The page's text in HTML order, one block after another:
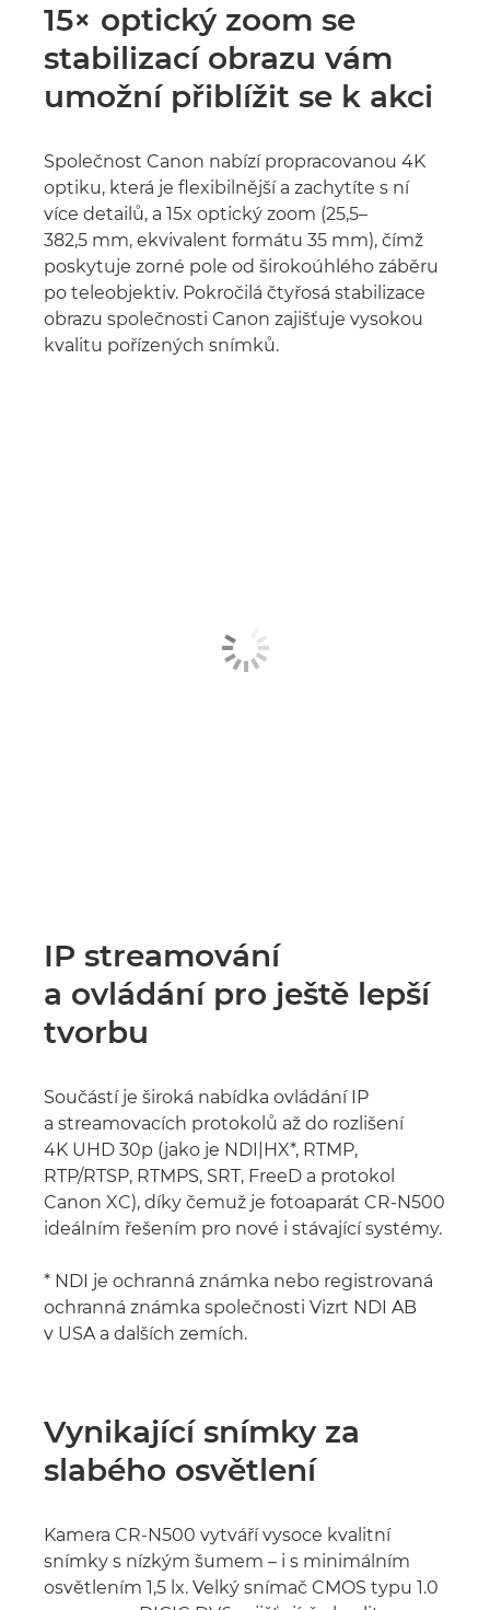
15× optický zoom se
stabilizací obrazu vám
umožní přiblížit se k akci
Společnost Canon nabízí propracovanou 4K
optiku, která je flexibilnější a zachytíte s ní
více detailů, a 15x optický zoom (25,5–
382,5 mm, ekvivalent formátu 35 mm), čímž
poskytuje zorné pole od širokoúhlého záběru
po teleobjektiv. Pokročilá čtyřosá stabilizace
obrazu společnosti Canon zajišťuje vysokou
kvalitu pořízených snímků.
IP streamování
a ovládání pro ještě lepší
tvorbu
Součástí je široká nabídka ovládání IP
a streamovacích protokolů až do rozlišení
4K UHD 30p (jako je NDI|HX*, RTMP,
RTP/RTSP, RTMPS, SRT, FreeD a protokol
Canon XC), díky čemuž je fotoaparát CR-N500
ideálním řešením pro nové i stávající systémy.
* NDI je ochranná známka nebo registrovaná
ochranná známka společnosti Vizrt NDI AB
v USA a dalších zemích.
Vynikající snímky za
slabého osvětlení
Kamera CR-N500 vytváří vysoce kvalitní
snímky s nízkým šumem – i s minimálním
osvětlením 1,5 lx. Velký snímač CMOS typu 1.0